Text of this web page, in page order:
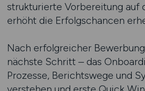
strukturierte Vorbereitung auf
erhöht die Erfolgschancen
Nach erfolgreicher
nächste Schritt – das
Prozesse, Berichtswege und